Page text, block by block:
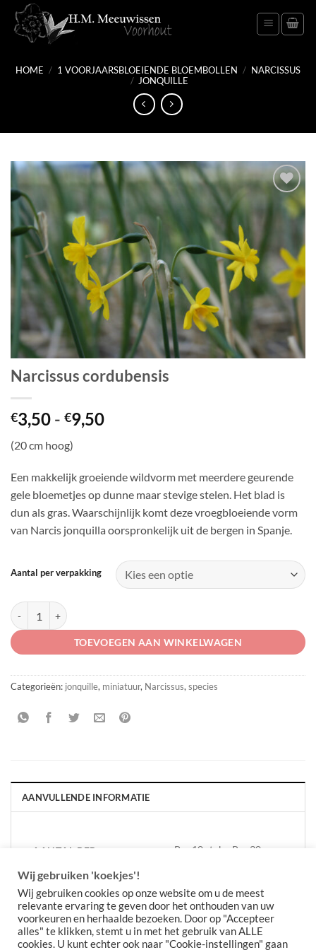
naar
inhoud
HOME / 1 VOORJAARSBLOEIENDE BLOEMBOLLEN / NARCISSUS
/ JONQUILLE
Toevoegen
Narcissus cordubensis
€3,50 - €9,50Prijsklasse:
€9,50
(20 cm hoog)
Een makkelijk groeiende wildvorm met meerdere geurende
gele bloemetjes op dunne maar stevige stelen. Het blad is
dun als gras. Waarschijnlijk komt deze vroegbloeiende vorm
van Narcis jonquilla oorspronkelijk uit de bergen in Spanje.
Aantal per verpakking
Narcissus cordubensis aantal
TOEVOEGEN AAN WINKELWAGEN
Categorieën: jonquille, miniatuur, Narcissus, species
AANVULLENDE INFORMATIE
AANTAL PER
Per 10 stuks, Per 30
Wij gebruiken 'koekjes'!
Wij gebruiken cookies op onze website om u de meest
relevante ervaring te geven door het onthouden van uw
voorkeuren en herhaalde bezoeken. Door op "Accepteer
alles" te klikken, stemt u in met het gebruik van ALLE
cookies. U kunt echter ook naar "Cookie-instellingen" gaan